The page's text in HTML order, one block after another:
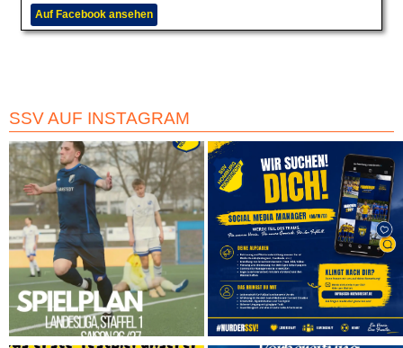
Auf Facebook ansehen
SSV AUF INSTAGRAM